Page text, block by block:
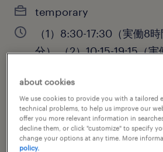
temporary
（1）8:30-17:30（実働8
分）,（2）10:15-19:15（
分・休憩0分）
job category
about cookies
We use cookies to provide you with a tailored
technical problems, to help us improve our
offer you more relevant information in
decline them, or click "customize" to specify
change your options at any time. More
policy.